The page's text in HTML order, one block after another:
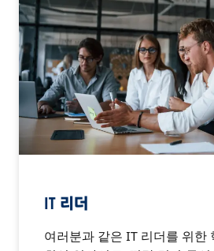
IT 리더
여러분과 같은 IT 리더를 위한